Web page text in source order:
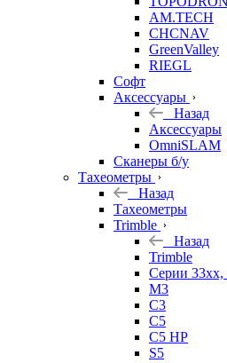
AM.TECH
CHCNAV
GreenValley
RIEGL
Софт
Аксессуары
Назад
Аксессуары
OmniSLAM
Сканеры б/у
Тахеометры
Назад
Тахеометры
Trimble
Назад
Trimble
Серии 33xx,
M3
C3
C5
C5 HP
S5